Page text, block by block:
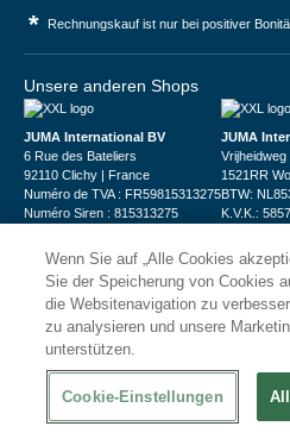
* Rechnungskauf ist nur bei positiver
Unsere anderen Shops
JUMA International BV
6 Rue des Bateliers
92110 Clichy | France
Numéro de TVA : FR59815313275
Numéro Siren : 815313275
JUMA
Vrijheidweg
1521RR
BTW:
K.V.K.:
© 2026XXLgastro
Datenschutz Impressum
Wenn Sie auf „Alle Cookies
Sie der Speicherung von Cookies
die Websitenavigation zu
zu analysieren und unsere
unterstützen.
Cookie-Einstellungen